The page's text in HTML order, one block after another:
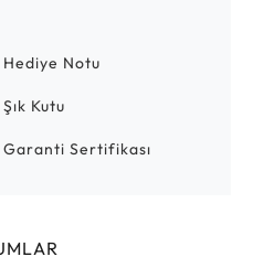
Hediye Notu
Şık Kutu
Garanti Sertifikası